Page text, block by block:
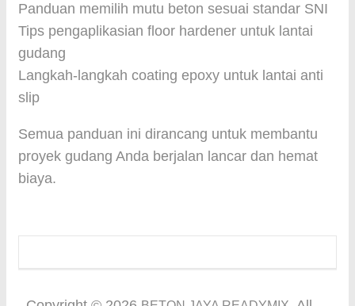
Panduan memilih mutu beton sesuai standar SNI
Tips pengaplikasian floor hardener untuk lantai
gudang
Langkah-langkah coating epoxy untuk lantai anti
slip
Semua panduan ini dirancang untuk membantu
proyek gudang Anda berjalan lancar dan hemat
biaya.